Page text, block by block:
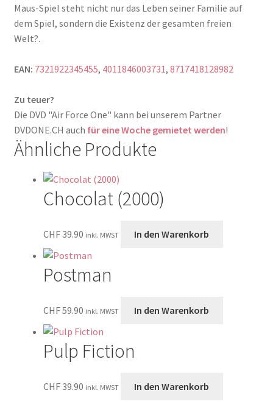
Maus-Spiel steht nicht nur das Leben seiner Familie auf
dem Spiel, sondern die Existenz der gesamten freien
Welt?.
EAN: 7321922345455, 4011846003731, 8717418128982
Zu teuer?
Die DVD "Air Force One" kann bei unserem Partner
DVDONE.CH auch für eine Woche gemietet werden!
Ähnliche Produkte
Chocolat (2000)
CHF39.90 inkl. MWST In den Warenkorb
Postman
CHF59.90 inkl. MWST In den Warenkorb
Pulp Fiction
CHF39.90 inkl. MWST In den Warenkorb